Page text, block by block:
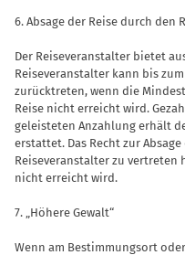
6. Absage der Reise durch den
Der Reiseveranstalter bietet
Reiseveran­stalter kann bis
zurücktreten, wenn die
Reise nicht erreicht wird.
geleisteten Anzahlung erhält
erstattet. Das Recht zur
Reiseveranstalter zu vertreten
nicht erreicht wird.
7. „Höhere Gewalt“
Wenn am Bestimmungsort